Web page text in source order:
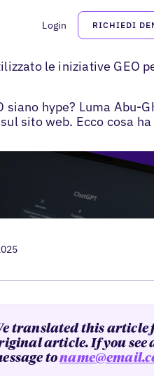
Login RICHIEDI
le iniziative GEO
hype? Luma Abu-
sito web. Ecco cosa
translated this article
article. If you see
to